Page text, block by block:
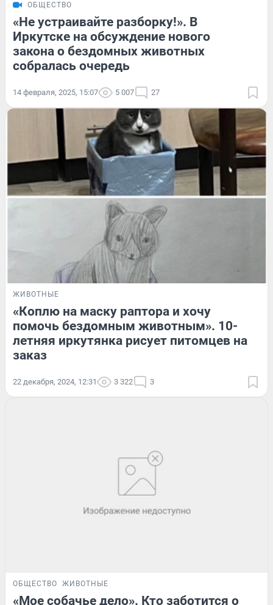
ОБЩЕСТВО
«Не устраивайте разборку!». В
Иркутске на обсуждение нового
закона о бездомных животных
собралась очередь
14 февраля, 2025, 15:07 5 007 27
ЖИВОТНЫЕ
«Коплю на маску раптора и хочу
помочь бездомным животным». 10-
летняя иркутянка рисует питомцев на
заказ
22 декабря, 2024, 12:31 3 322 3
ОБЩЕСТВО ЖИВОТНЫЕ
«Мое собачье дело». Кто заботится о